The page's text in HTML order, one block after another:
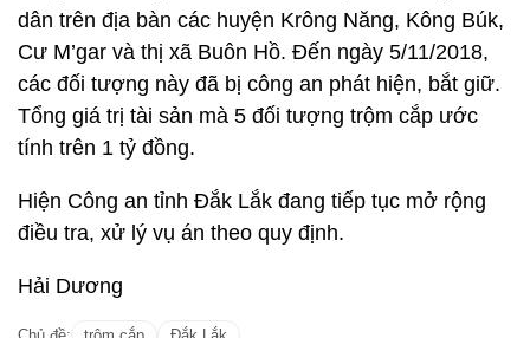
dân trên địa bàn các huyện Krông Năng, Kông Búk,
Cư M’gar và thị xã Buôn Hồ. Đến ngày 5/11/2018,
các đối tượng này đã bị công an phát hiện, bắt giữ.
Tổng giá trị tài sản mà 5 đối tượng trộm cắp ước
tính trên 1 tỷ đồng.
Hiện Công an tỉnh Đắk Lắk đang tiếp tục mở rộng
điều tra, xử lý vụ án theo quy định.
Hải Dương